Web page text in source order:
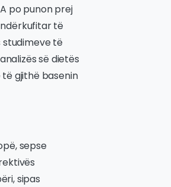
po punon prej
të
studimeve të
së dietës
gjithë basenin
sepse
sipas